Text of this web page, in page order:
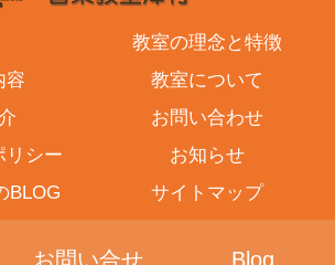
教室の理念と特徴
容
教室について
お問い合わせ
リシー
お知らせ
BLOG
サイトマップ
お問い合せ Blog